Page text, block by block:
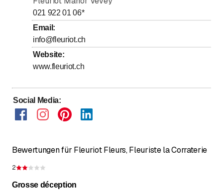
021 922 01 06*
Email :
info@fleuriot.ch
Website:
www.fleuriot.ch
Social Media:
Bewertungen für Fleuriot Fleurs, Fleuriste la Corraterie
2
Grosse déception